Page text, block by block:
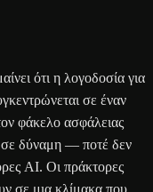
ότι η λογοδοσία για
σε έναν
φάκελο ασφάλειας
σε δύναμη — ποτέ δεν
AI. Οι πράκτορες
σε μια κλίμακα που